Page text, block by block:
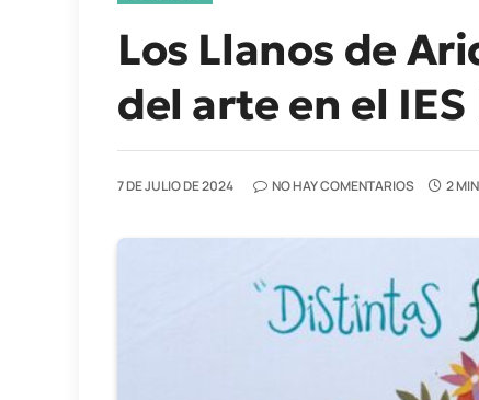
Los Llanos de
del arte en el
7 DE JULIO DE 2024 NO HAY COMENTARIOS 2